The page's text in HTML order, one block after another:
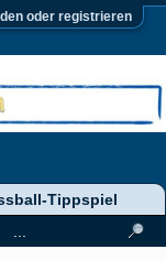
oder registrieren
Tippspiel